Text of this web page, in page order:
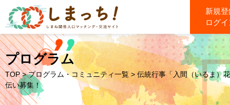
新規
ログ
プログラム
TOP >プログラム・コミュニティ一覧> 伝統行事「入間（いるま）
伝い募集！